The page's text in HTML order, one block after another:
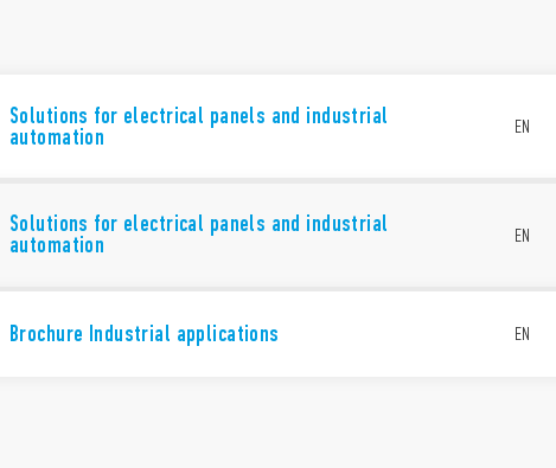
Solutions for electrical panels and industrial
automation EN
Solutions for electrical panels and industrial
automation EN
Brochure Industrial applications EN